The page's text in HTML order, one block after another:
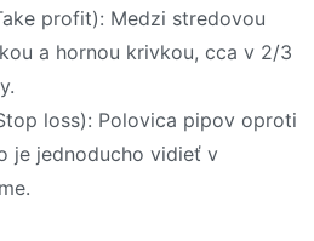
profit): Medzi stredovou
a hornou krivkou, cca v 2/3
loss): Polovica pipov oproti
je jednoducho vidieť v